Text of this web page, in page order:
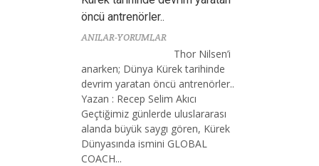
öncü antrenörler..
ANILAR-YORUMLAR
Thor Nilsen’i
anarken; Dünya Kürek tarihinde
devrim yaratan öncü antrenörler..
Yazan : Recep Selim Akıcı
Geçtiğimiz günlerde uluslararası
alanda büyük saygı gören, Kürek
Dünyasında ismini GLOBAL
COACH...